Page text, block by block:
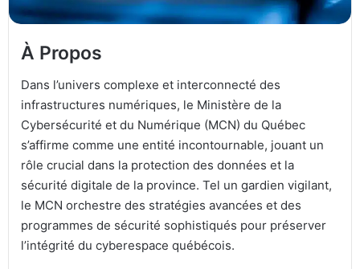
À Propos
Dans l’univers complexe et interconnecté des
infrastructures numériques, le Ministère de la
Cybersécurité et du Numérique (MCN) du Québec
s’affirme comme une entité incontournable, jouant un
rôle crucial dans la protection des données et la
sécurité digitale de la province. Tel un gardien vigilant,
le MCN orchestre des stratégies avancées et des
programmes de sécurité sophistiqués pour préserver
l’intégrité du cyberespace québécois.